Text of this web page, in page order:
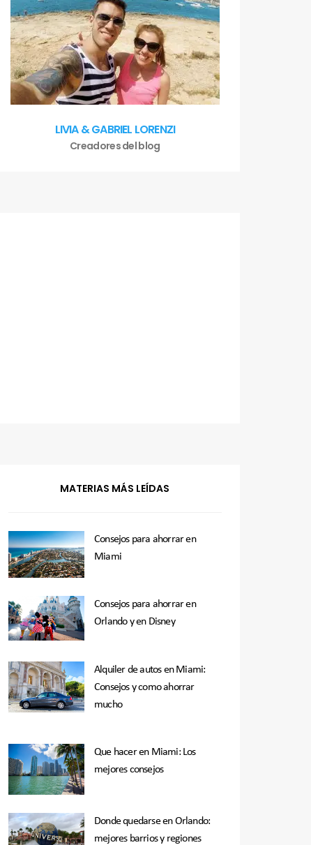
LIVIA & GABRIEL LORENZI
Creadores del blog
MATERIAS MÁS LEÍDAS
Consejos para ahorrar en
Miami
Consejos para ahorrar en
Orlando y en Disney
Alquiler de autos en Miami:
Consejos y como ahorrar
mucho
Que hacer en Miami: Los
mejores consejos
Donde quedarse en Orlando:
mejores barrios y regiones